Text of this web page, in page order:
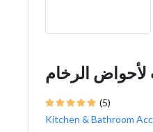
الرخام
(5)
Kitchen & Bathroom